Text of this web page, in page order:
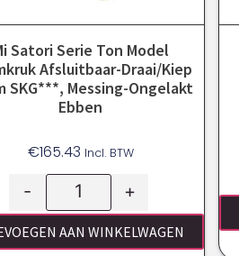
Satori Serie Ton Model
Afsluitbaar-Draai/kiep
SKG***, Messing-Ongelakt
Ebben
€165.43 Incl. BTW
- +
AAN WINKELWAGEN